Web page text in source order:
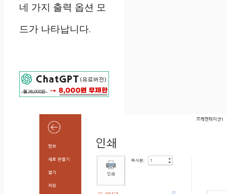
네 가지 출력 옵션 모
드가 나타납니다.